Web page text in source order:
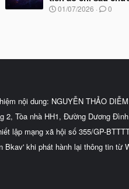
ắ
N
01/07/2026 0
nội dung: NGUYỄN THẢO
2, Tòa nhà HH1, Đường Dương
lập mạng xã hội số 355/GP-
Bkav' khi phát hành lại thông tin từ